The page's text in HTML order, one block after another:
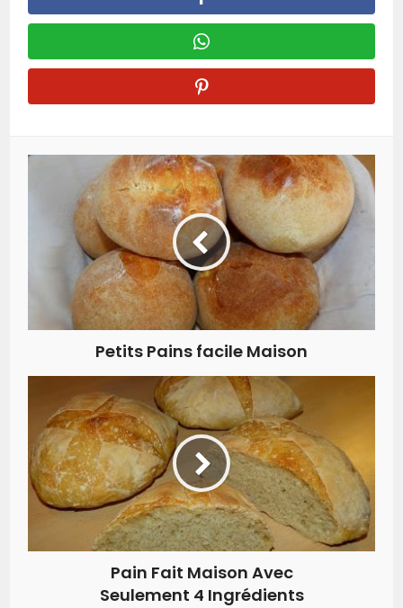
Petits Pains facile Maison
Pain Fait Maison Avec
Seulement 4 Ingrédients